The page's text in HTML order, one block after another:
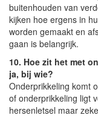
buitenhouden van
kijken hoe ergens in
worden gemaakt en
gaan is belangrijk.
10. Hoe zit het met
ja, bij wie?
Onderprikkeling komt
of onderprikkeling ligt
hersenletsel maar